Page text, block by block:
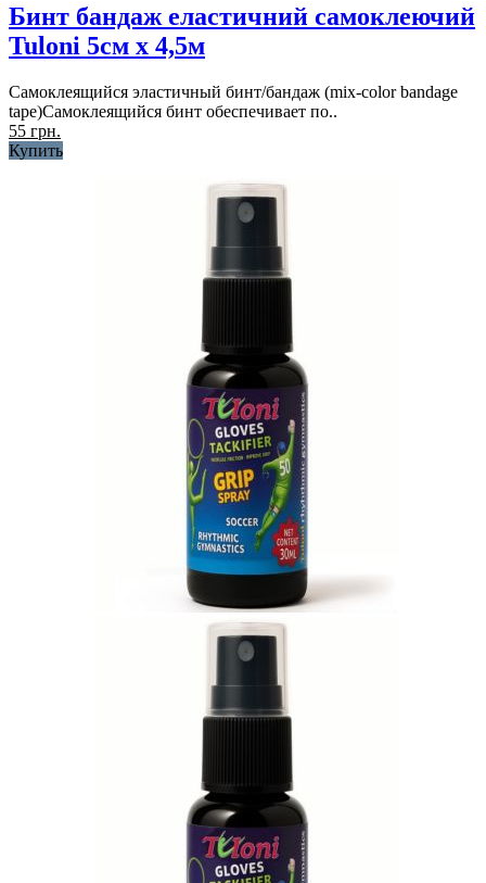
Бинт бандаж еластичний самоклеючий
Tuloni 5см x 4,5м
Самоклеящийся эластичный бинт/бандаж (mix-color bandage
tape)Самоклеящийся бинт обеспечивает по..
55 грн.
Купить